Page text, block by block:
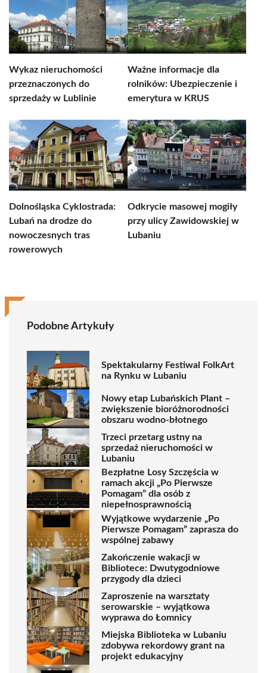
Wykaz nieruchomości
przeznaczonych do
sprzedaży w Lublinie
Ważne informacje dla
rolników: Ubezpieczenie i
emerytura w KRUS
Dolnośląska Cyklostrada:
Lubań na drodze do
nowoczesnych tras
rowerowych
Odkrycie masowej mogiły
przy ulicy Zawidowskiej w
Lubaniu
Podobne Artykuły
Spektakularny Festiwal FolkArt
na Rynku w Lubaniu
Nowy etap Lubańskich Plant –
zwiększenie bioróżnorodności
obszaru wodno-błotnego
Trzeci przetarg ustny na
sprzedaż nieruchomości w
Lubaniu
Bezpłatne Losy Szczęścia w
ramach akcji „Po Pierwsze
Pomagam” dla osób z
niepełnosprawnością
Wyjątkowe wydarzenie „Po
Pierwsze Pomagam” zaprasza do
wspólnej zabawy
Zakończenie wakacji w
Bibliotece: Dwutygodniowe
przygody dla dzieci
Zaproszenie na warsztaty
serowarskie – wyjątkowa
wyprawa do Łomnicy
Miejska Biblioteka w Lubaniu
zdobywa rekordowy grant na
projekt edukacyjny